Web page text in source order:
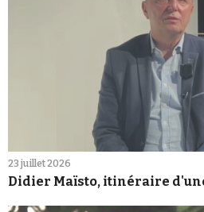
23 juillet 2026
Didier Maïsto, itinéraire